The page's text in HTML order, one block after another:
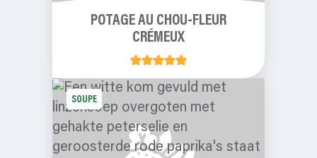
POTAGE AU CHOU-FLEUR
CRÉMEUX
SOUPE